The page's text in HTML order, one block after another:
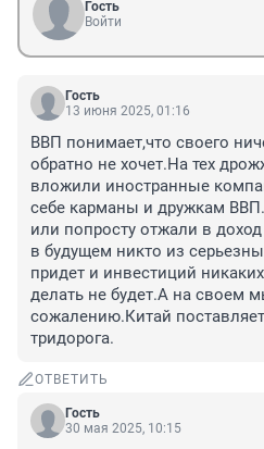
Гость
Войти
Гость
13 июня 2025, 01:16
ВВП понимает,что своего
обратно не хочет.На тех
вложили иностранные
себе карманы и дружкам
или попросту отжали в
в будущем никто из
придет и инвестиций
делать не будет.А на своем
сожалению.Китай
тридорога.
ОТВЕТИТЬ
Гость
30 мая 2025, 10:15